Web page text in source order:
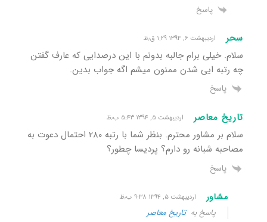
پاسخ
سحر اردیبهشت ۶, ۱۳۹۴ ۱:۲۹ ق٫ظ
سلام. خیلی برام جالبه بدونم با این درصدایی که عارف گفتن
چه رتبه ایی شدن ممنون میشم اگه جواب بدین.
پاسخ
تاریخ معاصر اردیبهشت ۵, ۱۳۹۴ ۵:۴۳ ب٫ظ
سلام بر مشاور محترم. بنظر شما با رتبه ۲۸۰ احتمال دعوت به
مصاحبه شبانه رو دارم؟ پردیسا چطور؟
پاسخ
مشاور اردیبهشت ۵, ۱۳۹۴ ۹:۳۸ ب٫ظ
پاسخ بهتاریخ معاصر